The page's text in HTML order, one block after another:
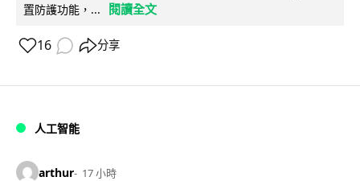
置防護功能，...
閱讀全文
16 分享
人工智能
arthur 17 小時